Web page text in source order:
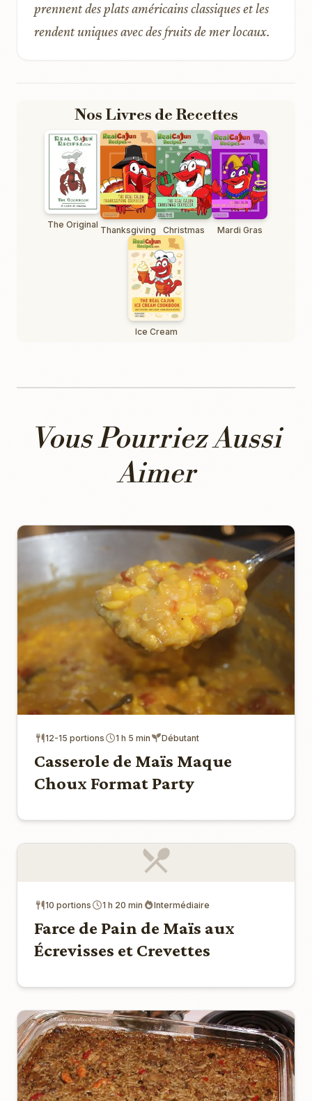
prennent des plats américains classiques et les
rendent uniques avec des fruits de mer locaux.
Nos Livres de Recettes
The Original Thanksgiving Christmas Mardi Gras
Ice Cream
Vous Pourriez Aussi
Aimer
12-15 portions 1 h 5 min Débutant
Casserole de Maïs Maque
Choux Format Party
10 portions 1 h 20 min Intermédiaire
Farce de Pain de Maïs aux
Écrevisses et Crevettes